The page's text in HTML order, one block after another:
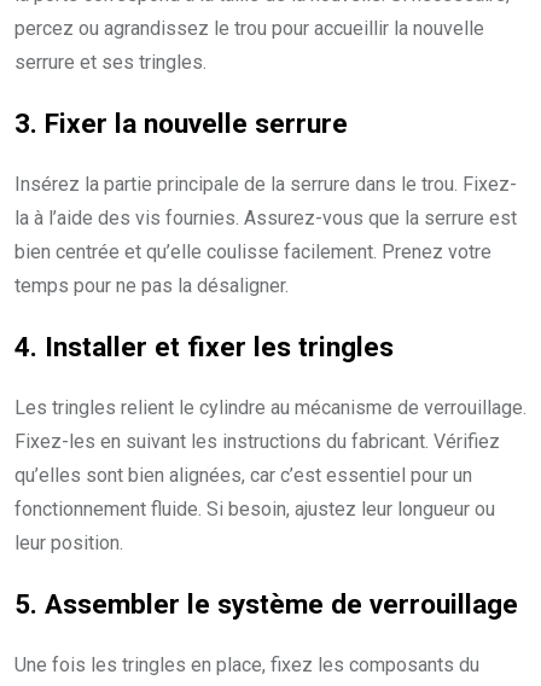
percez ou agrandissez le trou pour accueillir la nouvelle
serrure et ses tringles.
3. Fixer la nouvelle serrure
Insérez la partie principale de la serrure dans le trou. Fixez-
la à l’aide des vis fournies. Assurez-vous que la serrure est
bien centrée et qu’elle coulisse facilement. Prenez votre
temps pour ne pas la désaligner.
4. Installer et fixer les tringles
Les tringles relient le cylindre au mécanisme de verrouillage.
Fixez-les en suivant les instructions du fabricant. Vérifiez
qu’elles sont bien alignées, car c’est essentiel pour un
fonctionnement fluide. Si besoin, ajustez leur longueur ou
leur position.
5. Assembler le système de verrouillage
Une fois les tringles en place, fixez les composants du